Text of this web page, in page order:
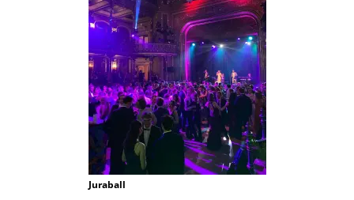
Juraball